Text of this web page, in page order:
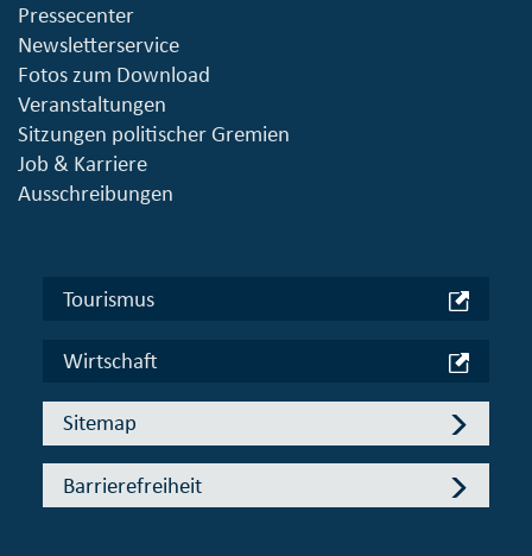
Pressecenter
Newsletterservice
Fotos zum Download
Veranstaltungen
Sitzungen politischer Gremien
Job & Karriere
Ausschreibungen
Tourismus
Wirtschaft
Sitemap
Barrierefreiheit